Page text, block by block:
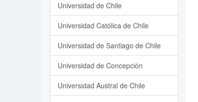
Universidad de Chile
Universidad Católica de Chile
Universidad de Santiago de Chile
Universidad de Concepción
Universidad Austral de Chile